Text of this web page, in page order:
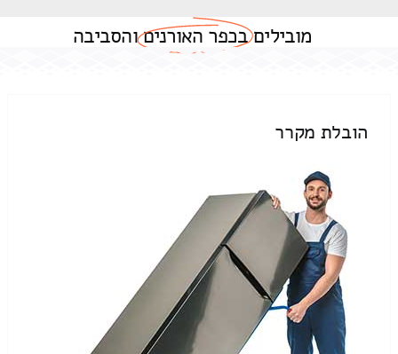
מוביליםבכפר האורניםוהסביבה
הובלת מקרר